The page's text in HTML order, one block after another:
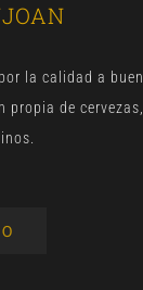
la calidad a buen
de cervezas,